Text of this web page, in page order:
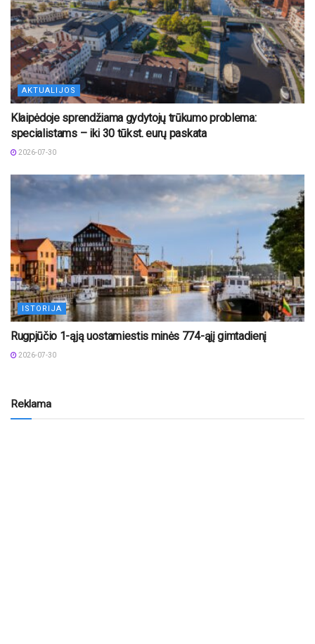
AKTUALIJOS
Klaipėdoje sprendžiama gydytojų trūkumo problema:
specialistams – iki 30 tūkst. eurų paskata
2026-07-30
ISTORIJA
Rugpjūčio 1-ąją uostamiestis minės 774-ąjį gimtadienį
2026-07-30
Reklama